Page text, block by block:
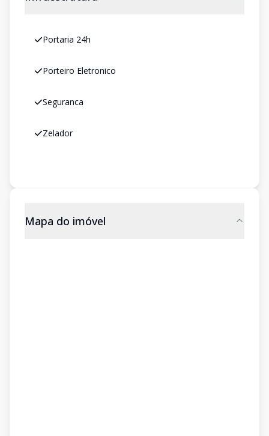
Portaria 24h
Porteiro Eletronico
Seguranca
Zelador
Mapa do imóvel